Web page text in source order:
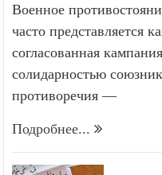
Военное
часто представляется
согласованная
солидарностью
противоречия —
Подробнее...